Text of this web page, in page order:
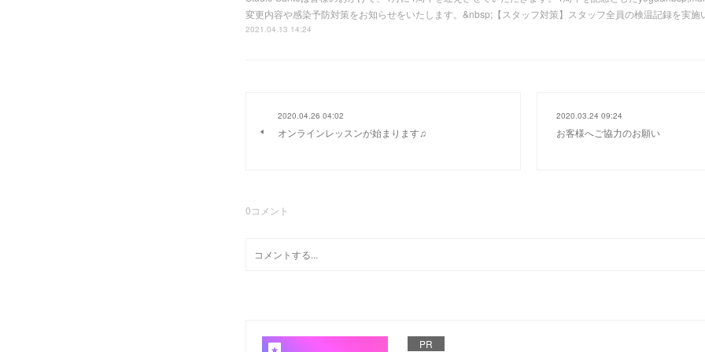
変更内容や感染予防対策をお知らせをいたします。&nbsp;【スタッフ対策】スタッフ全員の検温記録を実施
2021.04.13 14:24
2020.04.26 04:02
オンラインレッスンが始まります♫
2020.03.24 09:24
お客様へご協力のお願い
0コメント
PR